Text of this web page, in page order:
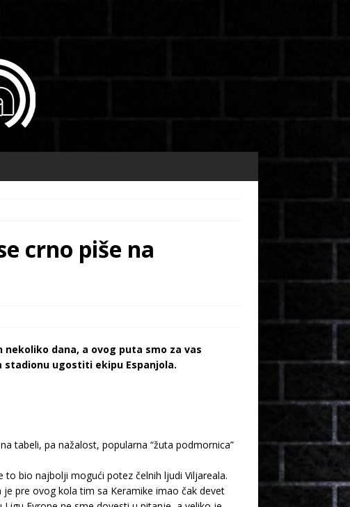
crno piše na
dana, a ovog puta smo za vas
stadionu ugostiti ekipu Espanjola.
tabeli, pa nažalost, popularna “žuta podmornica”
bio najbolji mogući potez čelnih ljudi Viljareala.
pre ovog kola tim sa Keramike imao čak devet